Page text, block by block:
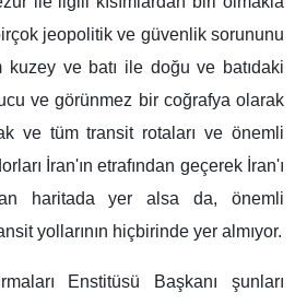
jeopolitik ve güvenlik sorununu
kuzey ve batı ile doğu ve batıdaki
ve görünmez bir coğrafya olarak
ve tüm transit rotaları ve önemli
İran'ın etrafından geçerek İran'ı
haritada yer alsa da, önemli
yollarının hiçbirinde yer almıyor.
Enstitüsü Başkanı şunları